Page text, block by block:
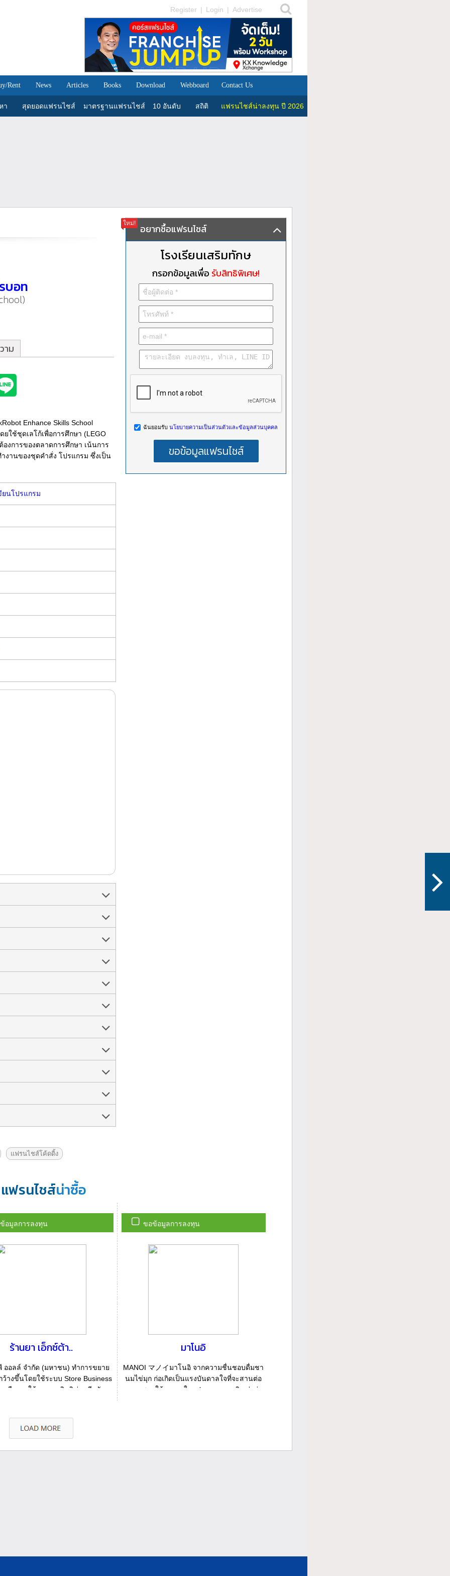
Register | Login | Advertise
Rent News Articles Books Download Webboard Contact Us
า สุดยอดแฟรนไชส์ มาตรฐานแฟรนไชส์ 10 อันดับ สถิติ แฟรนไชส์น่าลงทุน ปี 2026
บอท
าม
Enhance Skills School
ช้ชุดเลโก้เพื่อการศึกษา (LEGO
งการของตลาดการศึกษา เน้นการ
งานของชุดคำสั่ง โปรแกรม ซึ่งเป็น
นโปรแกรม
แฟรนไชส์โค้ดดิ้ง
ใหม่! อยากซื้อแฟรนไชส์
โรงเรียนเสริมทักษ
กรอกข้อมูลเพื่อ รับสิทธิพิเศษ!
ฉันยอมรับ นโยบายความเป็นส่วนตัวและข้อมูลส่วนบุคคล
แฟรนไชส์น่าซื้อ
อมูลการลงทุน
ร้านยา เอ็กซ์ต้า..
ออลล์ จำกัด (มหาชน) ทำการขยาย
ว้างขึ้นโดยใช้ระบบ Store Business
หรือการให้อนุญาตสิทธิช่วง อีกทั...
ขอข้อมูลการลงทุน
มาโนอิ
MANOI マノイมาโนอิ จากความชื่นชอบดื่มชา
นมไข่มุก ก่อเกิดเป็นแรงบันดาลใจที่จะสานต่อ
ความชอบให้ออกมาในรูปแบบของธุรกิจ ส่งต่อ